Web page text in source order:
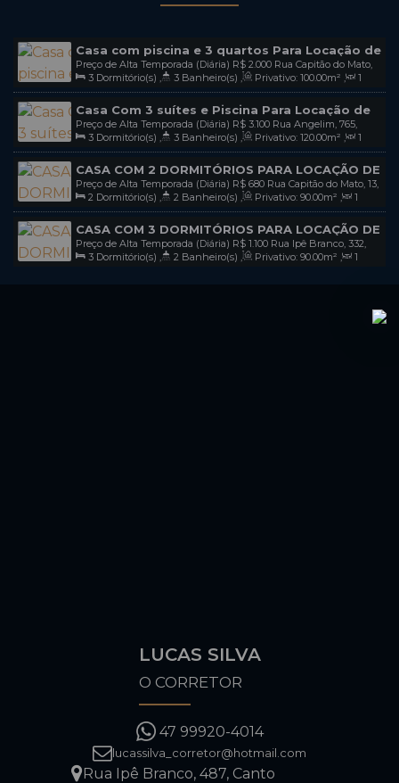
Casa com piscina e 3 quartos Para Locação de
Temporada Na Praia de Mariscal bombinhas-
sc / codl 17
R$ 2.000
Preço de Alta Temporada (Diária)
Rua Capitão do Mato,
76, 88215-000, Mariscal, Bombinhas, Santa Catarina, Brasil
3 Dormitório(s) 3 Banheiro(s) Privativo: 100.00m²
1
Sala(s) , 1 Suíte(s) , Total: 325.00m² , 4 Vaga(s)
Casa Com 3 suítes e Piscina Para Locação de
Temporada Em Mariscal bombinhas-sc / cod
l29
R$ 3.100
Preço de Alta Temporada (Diária)
Rua Angelim, 765,
88215-000, Mariscal, Bombinhas, Santa Catarina, Brasil
3 Dormitório(s) 3 Banheiro(s) Privativo: 120.00m²
1
Sala(s) , 3 Suíte(s) , Total: 325.00m² , 3 Vaga(s)
CASA COM 2 DORMITÓRIOS PARA LOCAÇÃO DE
TEMPORADA EM MARISCAL - BOMBINHAS - SC /
COD L96
R$ 680
Preço de Alta Temporada (Diária)
Rua Capitão do Mato, 13,
casa, 88215-000, Mariscal, Bombinhas, Santa Catarina, Brasil
2 Dormitório(s) 2 Banheiro(s) Privativo: 90.00m²
1
Sala(s) , Total: 90.00m² , 2 Vaga(s) , Útil: 90.00m²
CASA COM 3 DORMITÓRIOS PARA LOCAÇÃO DE
TEMPORADA NA PRAIA DE MARISCAL -
BOMBINHAS - SC / COD L97
R$ 1.100
Preço de Alta Temporada (Diária)
Rua Ipê Branco, 332,
Casa, 88215-000, Mariscal, Bombinhas, Santa Catarina, Brasil
3 Dormitório(s) 2 Banheiro(s) Privativo: 90.00m²
1
LUCAS SILVA
O CORRETOR
47 99920-4014
lucassilva_corretor@hotmail.com
Rua Ipê Branco, 487, Canto